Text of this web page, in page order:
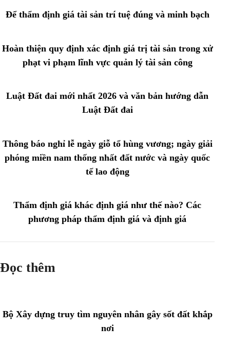
Để thẩm định giá tài sản trí tuệ đúng và minh bạch
Hoàn thiện quy định xác định giá trị tài sản trong xử
phạt vi phạm lĩnh vực quản lý tài sản công
Luật Đất đai mới nhất 2026 và văn bản hướng dẫn
Luật Đất đai
Thông báo nghỉ lễ ngày giỗ tổ hùng vương; ngày giải
phóng miền nam thống nhất đất nước và ngày quốc
tế lao động
Thẩm định giá khác định giá như thế nào? Các
phương pháp thẩm định giá và định giá
Đọc thêm
Bộ Xây dựng truy tìm nguyên nhân gây sốt đất khắp
nơi